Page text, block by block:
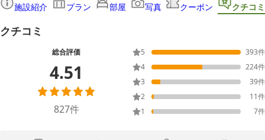
施設紹介 プラン 部屋 写真 クーポン クチコミ
クチコミ
総合評価
4.51
827件
5 393件
4
224件
3
39件
2
11件
1
7件